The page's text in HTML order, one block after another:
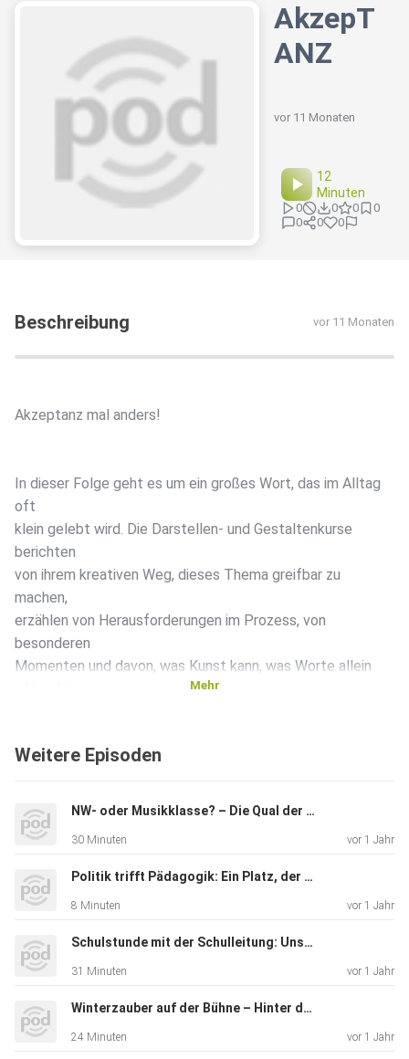
AkzepT
ANZ
vor 11 Monaten
12
Minuten
0 0 0
0
0
0 0
Beschreibung vor 11 Monaten
Akzeptanz mal anders!
In dieser Folge geht es um ein großes Wort, das im Alltag
oft
klein gelebt wird. Die Darstellen- und Gestaltenkurse
berichten
von ihrem kreativen Weg, dieses Thema greifbar zu
machen,
erzählen von Herausforderungen im Prozess, von
besonderen
Momenten und davon, was Kunst kann, was Worte allein
Mehr
Weitere Episoden
NW- oder Musikklasse? – Die Qual der Wahl!
30 Minuten vor 1 Jahr
Politik trifft Pädagogik: Ein Platz, der verbindet
8 Minuten vor 1 Jahr
Schulstunde mit der Schulleitung: Unsere Fragen, Ihre Antworten
31 Minuten vor 1 Jahr
Winterzauber auf der Bühne – Hinter den Kulissen des Wintertheaters
24 Minuten vor 1 Jahr